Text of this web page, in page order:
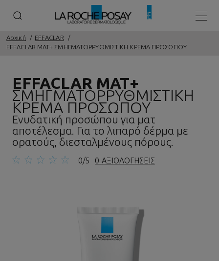
Αρχική
EFFACLAR
EFFACLAR MAT+ ΣΜΗΓΜΑΤΟΡΡΥΘΜΙΣΤΙΚΗ ΚΡΕΜΑ ΠΡΟΣΩΠΟΥ
EFFACLAR MAT+
ΣΜΗΓΜΑΤΟΡΡΥΘΜΙΣΤΙΚΗ
ΚΡΕΜΑ ΠΡΟΣΩΠΟΥ
Ενυδατική προσώπου για ματ
αποτέλεσμα. Για το λιπαρό δέρμα με
ορατούς, διεσταλμένους πόρους.
0/5 0 ΑΞΙΟΛΟΓΗΣΕΙΣ